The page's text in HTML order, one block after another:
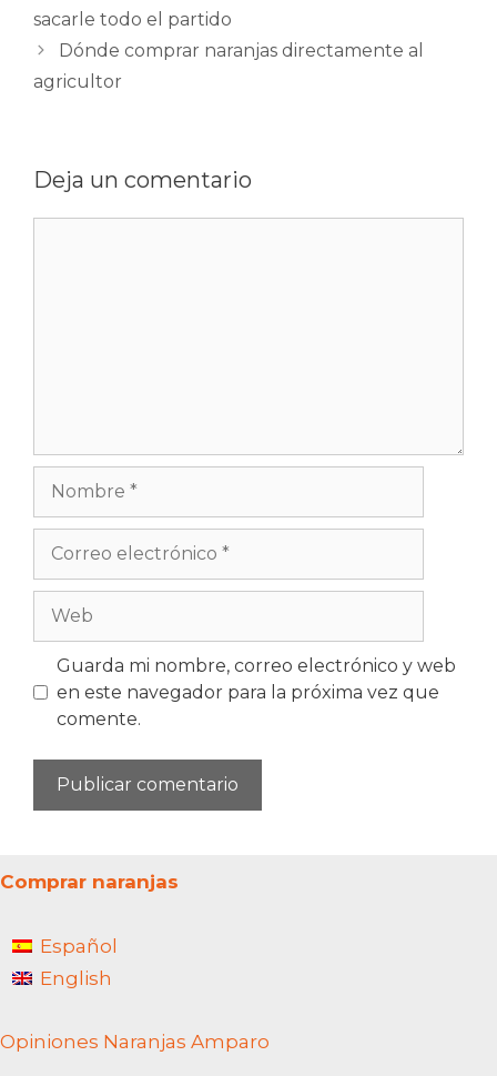
sacarle todo el partido
Dónde comprar naranjas directamente al
agricultor
Deja un comentario
Nombre
electrónico
Guarda mi nombre, correo electrónico y web
en este navegador para la próxima vez que
comente.
Comprar naranjas
Español
English
Opiniones Naranjas Amparo